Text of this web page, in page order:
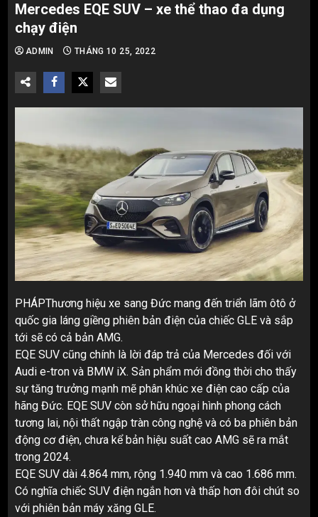
Mercedes EQE SUV – xe thể thao đa dụng
chạy điện
ADMIN THÁNG 10 25, 2022
PHÁPThương hiệu xe sang Đức mang đến triển lãm ôtô ở
quốc gia láng giềng phiên bản điện của chiếc GLE và sắp
tới sẽ có cả bản AMG.
EQE SUV cũng chính là lời đáp trả của Mercedes đối với
Audi e-tron và BMW iX. Sản phẩm mới đồng thời cho thấy
sự tăng trưởng mạnh mẽ phân khúc xe điện cao cấp của
hãng Đức. EQE SUV còn sở hữu ngoại hình phong cách
tương lai, nội thất ngập tràn công nghệ và có ba phiên bản
động cơ điện, chưa kể bản hiệu suất cao AMG sẽ ra mắt
trong 2024.
EQE SUV dài 4.864 mm, rộng 1.940 mm và cao 1.686 mm.
Có nghĩa chiếc SUV điện ngắn hơn và thấp hơn đôi chút so
với phiên bản máy xăng GLE.